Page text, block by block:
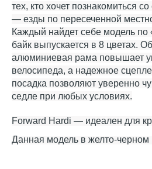
тех, кто хочет познакомиться
— езды по пересеченной
Каждый найдет себе модель по
байк выпускается в 8 цветах.
алюминиевая рама повышает
велосипеда, а надежное
посадка позволяют уверенно
седле при любых условиях.
Forward Hardi — идеален для
Данная модель в желто-черном